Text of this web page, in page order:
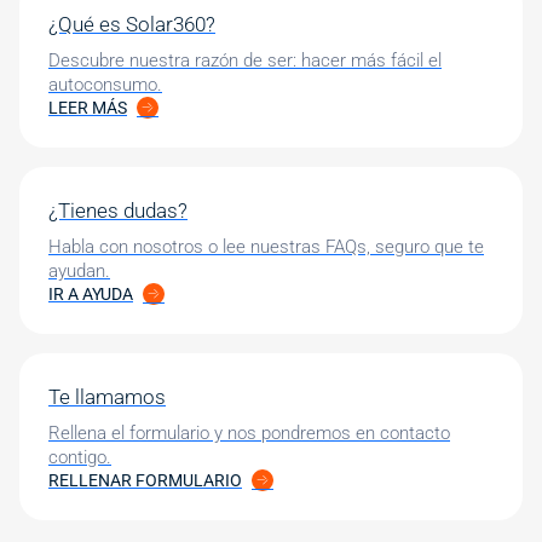
¿Qué es Solar360?
Descubre nuestra razón de ser: hacer más fácil el
autoconsumo.
LEER MÁS
¿Tienes dudas?
Habla con nosotros o lee nuestras FAQs, seguro que te
ayudan.
IR A AYUDA
Te llamamos
Rellena el formulario y nos pondremos en contacto
contigo.
RELLENAR FORMULARIO